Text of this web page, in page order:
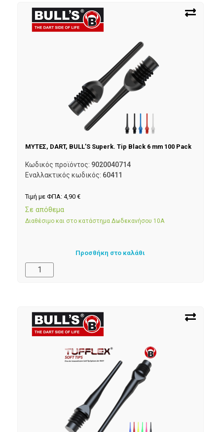
ΜΥΤΕΣ, DART, BULL’S Superk. Tip Black 6 mm 100 Pack
Κωδικός προϊόντος: 9020040714
Εναλλακτικός κωδικός: 60411
Τιμή με ΦΠΑ: 4,90 €
Σε απόθεμα
Διαθέσιμο και στο κατάστημα Δωδεκανήσου 10Α
Προσθήκη στο καλάθι